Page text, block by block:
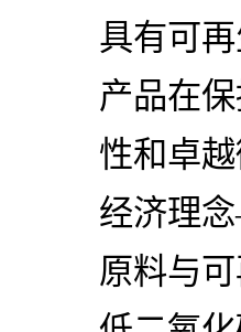
具有可
产品在
性和卓
经济理
原料与